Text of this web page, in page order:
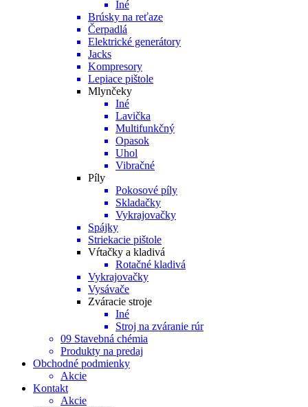
Iné
Brúsky na reťaze
Čerpadlá
Elektrické generátory
Jacks
Kompresory
Lepiace pištole
Mlynčeky
Iné
Lavička
Multifunkčný
Opasok
Uhol
Vibračné
Píly
Pokosové píly
Skladačky
Vykrajovačky
Spájky
Striekacie pištole
Vŕtačky a kladivá
Rotačné kladivá
Vykrajovačky
Vysávače
Zváracie stroje
Iné
Stroj na zváranie rúr
09 Stavebná chémia
Produkty na predaj
Obchodné podmienky
Akcie
Kontakt
Akcie